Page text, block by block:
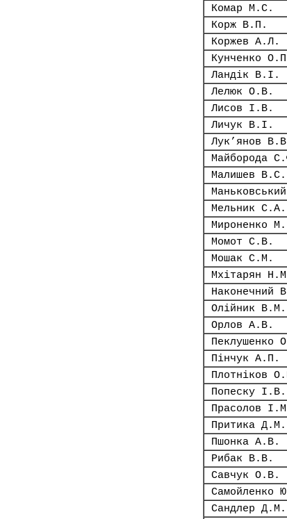
Комар М.С.
Корж В.П.
Коржев А.Л.
Кунченко
Ландік В.І.
Лелюк О.В.
Лисов І.В.
Личук В.І.
Лук’янов
Майборода
Малишев В.С.
Мельник С.А.
Мироненко
Момот С.В.
Мошак С.М.
Мхітарян
Наконечний
Олійник В.М.
Орлов А.В.
Пеклушенко
Пінчук А.П.
Плотніков
Попеску І.В.
Прасолов
Притика Д.М.
Пшонка А.В.
Рибак В.В.
Савчук О.В.
Самойленко
Сандлер Д.М.